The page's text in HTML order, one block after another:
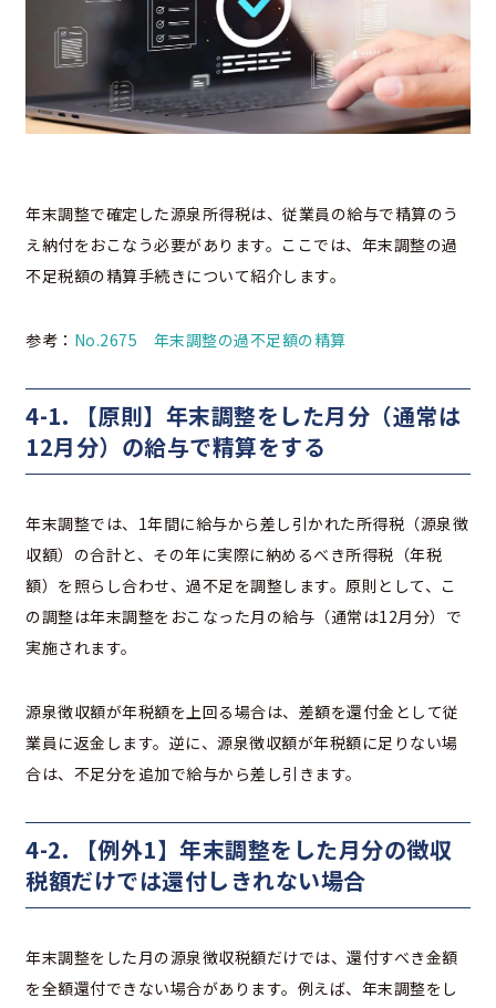
年末調整で確定した源泉所得税は、従業員の給与で精算のう
え納付をおこなう必要があります。ここでは、年末調整の過
不足税額の精算手続きについて紹介します。
参考： No.2675 年末調整の過不足額の精算
4-1. 【原則】年末調整をした月分（通常は
12月分）の給与で精算をする
年末調整では、1年間に給与から差し引かれた所得税（源泉徴
収額）の合計と、その年に実際に納めるべき所得税（年税
額）を照らし合わせ、過不足を調整します。原則として、こ
の調整は年末調整をおこなった月の給与（通常は12月分）で
実施されます。
源泉徴収額が年税額を上回る場合は、差額を還付金として従
業員に返金します。逆に、源泉徴収額が年税額に足りない場
合は、不足分を追加で給与から差し引きます。
4-2. 【例外1】年末調整をした月分の徴収
税額だけでは還付しきれない場合
年末調整をした月の源泉徴収税額だけでは、還付すべき金額
を全額還付できない場合があります。例えば、年末調整をし